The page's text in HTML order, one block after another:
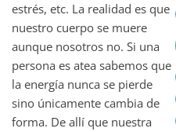
estrés, etc. La realidad es que
nuestro cuerpo se muere
aunque nosotros no. Si una
persona es atea sabemos que
la energía nunca se pierde
sino únicamente cambia de
forma. De allí que nuestra